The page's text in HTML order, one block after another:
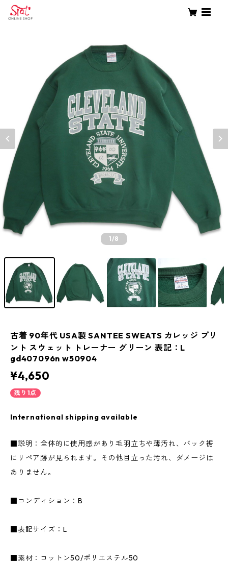
1/8
古着 90年代 USA製 SANTEE SWEATS カレッジ プリ
ント スウェット トレーナー グリーン 表記：L
gd407096n w50904
¥4,650
残り1点
International shipping available
■説明：全体的に使用感があり毛羽立ちや薄汚れ、バック裾
にリペア跡が見られます。その他目立った汚れ、ダメージは
ありません。
■コンディション：B
■表記サイズ：L
■素材：コットン50/ポリエステル50